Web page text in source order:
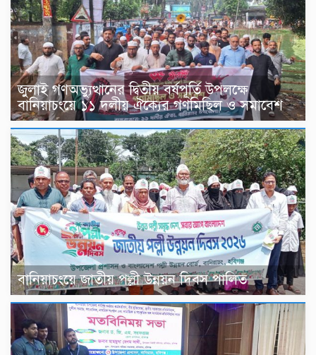
জুলাই গণঅভ্যুত্থানের দ্বিতীয় বর্ষপূর্তি উপলক্ষে
বানিয়াচংয়ে ১১ দলীয় ঐক্যের গণমিছিল ও সমাবেশ
বানিয়াচংয়ে জাতীয় পল্লী উন্নয়ন দিবস পালিত